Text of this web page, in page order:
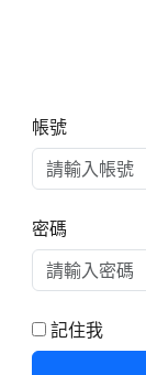
帳號
密碼
記住我